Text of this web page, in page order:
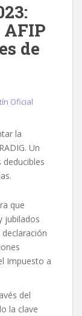
AFIP
de
Oficial
la
Un
que
jubilados
Impuesto a
del
la clave